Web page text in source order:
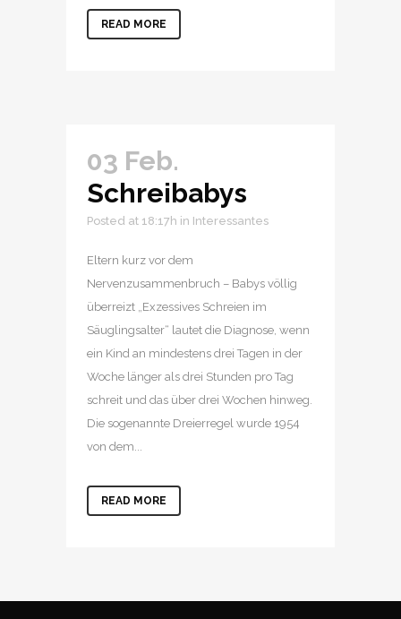
READ MORE
03 Feb.
Schreibabys
Posted at 18:17h in Interessantes
Eltern kurz vor dem
Nervenzusammenbruch – Babys völlig
überreizt „Exzessives Schreien im
Säuglingsalter“ lautet die Diagnose, wenn
ein Kind an mindestens drei Tagen in der
Woche länger als drei Stunden pro Tag
schreit und das über drei Wochen hinweg.
Die sogenannte Dreierregel wurde 1954
von dem...
READ MORE